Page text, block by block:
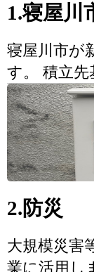
1.寝屋川
寝屋川市が
す。 積立先
2.防災
大規模災害
業に活用し